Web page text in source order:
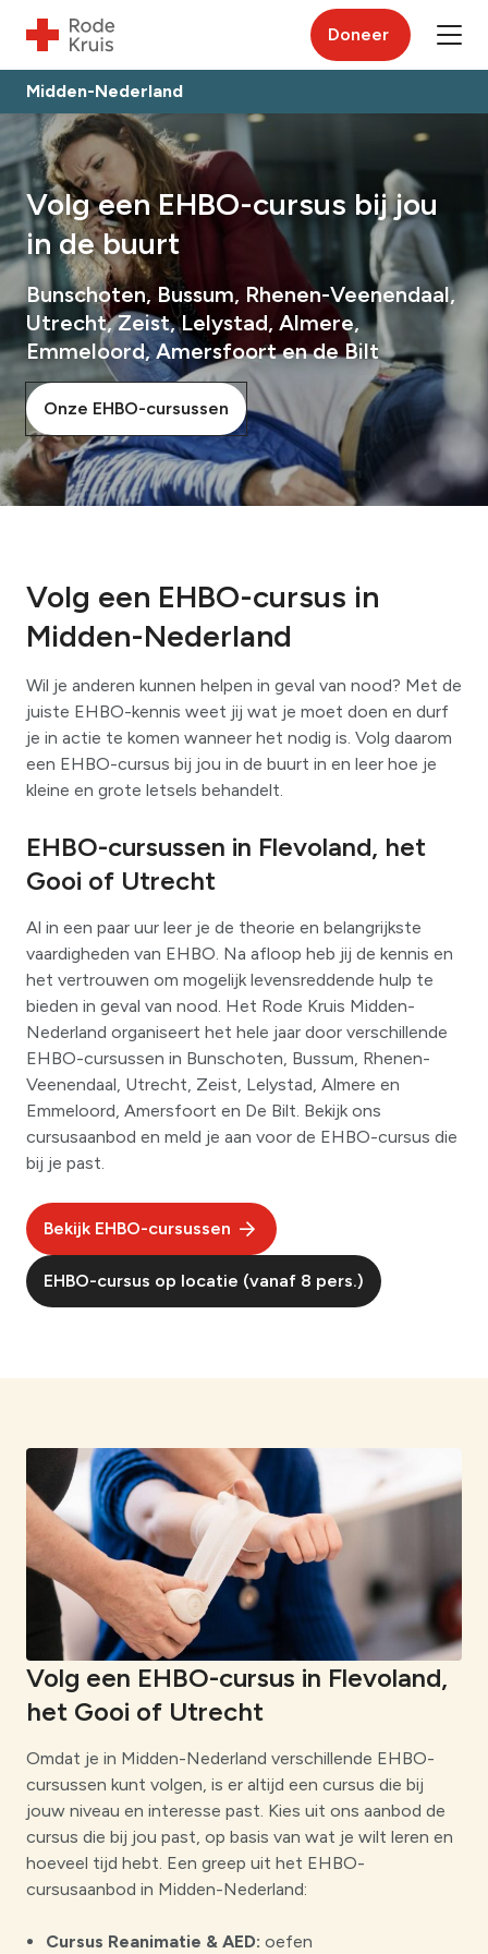
Doneer
Midden-Nederland
Volg een EHBO-cursus bij jou
in de buurt
Bunschoten, Bussum, Rhenen-Veenendaal,
Utrecht, Zeist, Lelystad, Almere,
Emmeloord, Amersfoort en de Bilt
Onze EHBO-cursussen
Volg een EHBO-cursus in
Midden-Nederland
Wil je anderen kunnen helpen in geval van nood? Met de
juiste EHBO-kennis weet jij wat je moet doen en durf
je in actie te komen wanneer het nodig is. Volg daarom
een EHBO-cursus bij jou in de buurt in en leer hoe je
kleine en grote letsels behandelt.
EHBO-cursussen in Flevoland, het
Gooi of Utrecht
Al in een paar uur leer je de theorie en belangrijkste
vaardigheden van EHBO. Na afloop heb jij de kennis en
het vertrouwen om mogelijk levensreddende hulp te
bieden in geval van nood. Het Rode Kruis Midden-
Nederland organiseert het hele jaar door verschillende
EHBO-cursussen in Bunschoten, Bussum, Rhenen-
Veenendaal, Utrecht, Zeist, Lelystad, Almere en
Emmeloord, Amersfoort en De Bilt. Bekijk ons
cursusaanbod en meld je aan voor de EHBO-cursus die
bij je past.
Bekijk EHBO-cursussen
EHBO-cursus op locatie (vanaf 8 pers.)
Volg een EHBO-cursus in Flevoland,
het Gooi of Utrecht
Omdat je in Midden-Nederland verschillende EHBO-
cursussen kunt volgen, is er altijd een cursus die bij
jouw niveau en interesse past. Kies uit ons aanbod de
cursus die bij jou past, op basis van wat je wilt leren en
hoeveel tijd hebt. Een greep uit het EHBO-
cursusaanbod in Midden-Nederland:
Cursus Reanimatie & AED: oefen